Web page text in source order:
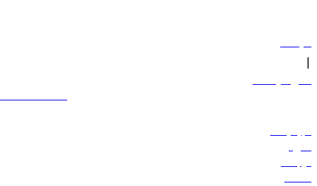
سياساتنا
|
الشروط والأحكام
600 544 445
حجز الرحلات
العروض
الوجهات
الأمتعة